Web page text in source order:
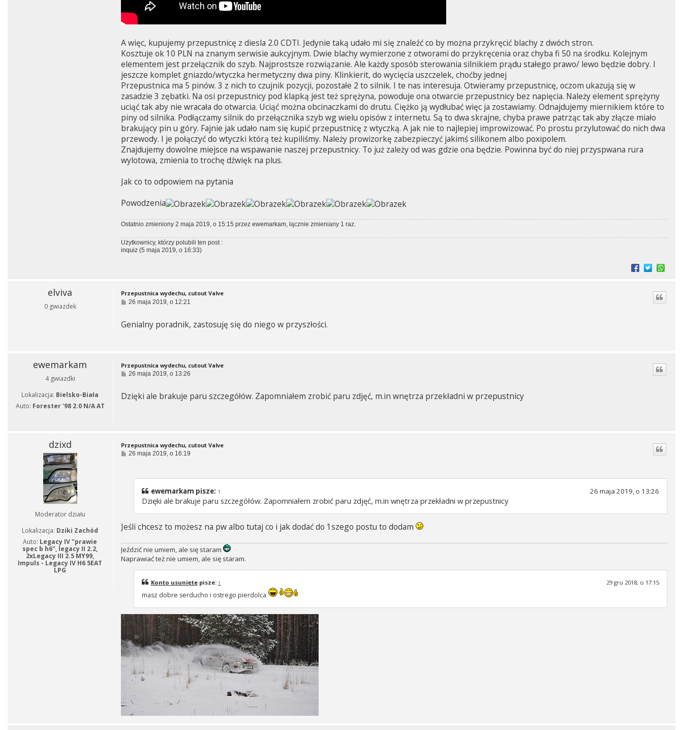
A więc, kupujemy przepustnicę z diesla 2.0 CDTI. Jedynie taką udało mi się znaleźć co by można przykręcić blachy z dwóch stron.
Kosztuje ok 10 PLN na znanym serwisie aukcyjnym. Dwie blachy wymierzone z otworami do przykręcenia oraz chyba fi 50 na środku. Kolejnym
elementem jest przełącznik do szyb. Najprostsze rozwiązanie. Ale każdy sposób sterowania silnikiem prądu stałego prawo/ lewo będzie dobry. I
jeszcze komplet gniazdo/wtyczka hermetyczny dwa piny. Klinkierit, do wycięcia uszczelek, choćby jednej
Przepustnica ma 5 pinów. 3 z nich to czujnik pozycji, pozostałe 2 to silnik. I te nas interesuja. Otwieramy przepustnicę, oczom ukazują się w
zasadzie 3 zębatki. Na osi przepustnicy pod klapką jest też sprężyna, powoduje ona otwarcie przepustnicy bez napięcia. Należy element sprężyny
uciąć tak aby nie wracała do otwarcia. Uciąć można obcinaczkami do drutu. Ciężko ją wydłubać więc ja zostawiamy. Odnajdujemy miernikiem które to
piny od silnika. Podłączamy silnik do przełącznika szyb wg wielu opisów z internetu. Są to dwa skrajne, chyba prawe patrząc tak aby złącze miało
brakujący pin u góry. Fajnie jak udało nam się kupić przepustnicę z wtyczką. A jak nie to najlepiej improwizować. Po prostu przylutować do nich dwa
przewody. I je połączyć do wtyczki którą też kupiliśmy. Należy prowizorkę zabezpieczyć jakimś silikonem albo poxipolem.
Znajdujemy dowolne miejsce na wspawanie naszej przepustnicy. To już zależy od was gdzie ona będzie. Powinna być do niej przyspwana rura
wylotowa, zmienia to trochę dźwięk na plus.
Jak co to odpowiem na pytania
Powodzenia
Ostatnio zmieniony 2 maja 2019, o 15:15 przez ewemarkam, łącznie zmieniany 1 raz.
Użytkownicy, którzy polubili ten post :
inquiz(5 maja 2019, o 16:33)
elviva
0 gwiazdek
Przepustnica wydechu, cutout Valve
P
t
26 maja 2019, o 12:21
Genialny poradnik, zastosuję się do niego w przyszłości.
ewemarkam
4 gwiazdki
Lokalizacja: Bielsko-Biała
Auto: Forester '98 2.0 N/A AT
Przepustnica wydechu, cutout Valve
P
t
26 maja 2019, o 13:26
Dzięki ale brakuje paru szczegółów. Zapomniałem zrobić paru zdjęć, m.in wnętrza przekładni w przepustnicy
dzixd
Moderator działu
Lokalizacja: Dziki Zachód
Auto: Legacy IV "prawie
spec b h6", legacy II 2.2,
2xLegacy III 2.5 MY99,
Impuls - Legacy IV H6 5EAT
LPG
Przepustnica wydechu, cutout Valve
P
26 maja 2019, o 16:19
ewemarkam pisze: ↑ 26 maja 2019, o 13:26
Dzięki ale brakuje paru szczegółów. Zapomniałem zrobić paru zdjęć, m.in wnętrza przekładni w przepustnicy
Jeśli chcesz to możesz na pw albo tutaj co i jak dodać do 1szego postu to dodam
Jeździć nie umiem, ale się staram
Naprawiać też nie umiem, ale się staram.
Konto usuniętepisze: ↑ 29 gru 2018, o 17:15
masz dobre serducho i ostrego pierdolca